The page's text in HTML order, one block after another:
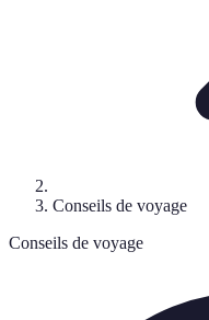
Conseils de voyage
Conseils de voyage